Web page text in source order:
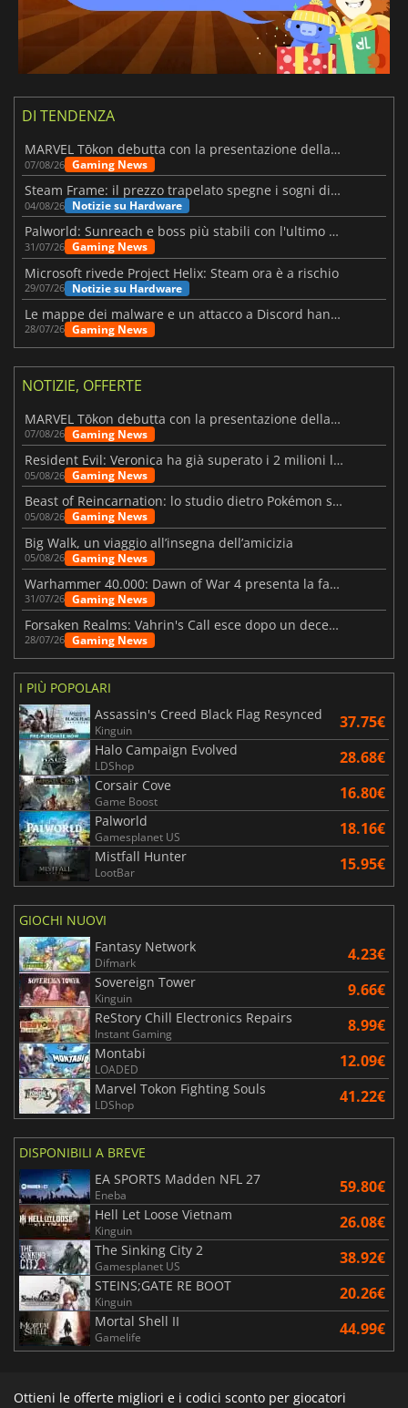
DI TENDENZA
MARVEL Tōkon debutta con la presentazione della roadmap per il primo anno
07/08/26 Gaming News
Steam Frame: il prezzo trapelato spegne i sogni di un VR economico
04/08/26 Notizie su Hardware
Palworld: Sunreach e boss più stabili con l'ultimo update
31/07/26 Gaming News
Microsoft rivede Project Helix: Steam ora è a rischio
29/07/26 Notizie su Hardware
Le mappe dei malware e un attacco a Discord hanno colpito Meccha Chameleon
28/07/26 Gaming News
NOTIZIE, OFFERTE
MARVEL Tōkon debutta con la presentazione della roadmap per il primo anno
07/08/26 Gaming News
Resident Evil: Veronica ha già superato i 2 milioni liste dei desideri
05/08/26 Gaming News
Beast of Reincarnation: lo studio dietro Pokémon su una nuova strada
05/08/26 Gaming News
Big Walk, un viaggio all’insegna dell’amicizia
05/08/26 Gaming News
Warhammer 40.000: Dawn of War 4 presenta la fazione dei Necron
31/07/26 Gaming News
Forsaken Realms: Vahrin's Call esce dopo un decennio di sviluppo
28/07/26 Gaming News
I PIÙ POPOLARI
Assassin's Creed Black Flag Resynced
Kinguin 37.75€
Halo Campaign Evolved
LDShop 28.68€
Corsair Cove
Game Boost 16.80€
Palworld
Gamesplanet US 18.16€
Mistfall Hunter
LootBar 15.95€
GIOCHI NUOVI
Fantasy Network
Difmark 4.23€
Sovereign Tower
Kinguin 9.66€
ReStory Chill Electronics Repairs
Instant Gaming 8.99€
Montabi
LOADED 12.09€
Marvel Tokon Fighting Souls
LDShop 41.22€
DISPONIBILI A BREVE
EA SPORTS Madden NFL 27
Eneba 59.80€
Hell Let Loose Vietnam
Kinguin 26.08€
The Sinking City 2
Gamesplanet US 38.92€
STEINS;GATE RE BOOT
Kinguin 20.26€
Mortal Shell II
Gamelife 44.99€
Ottieni le offerte migliori e i codici sconto per giocatori